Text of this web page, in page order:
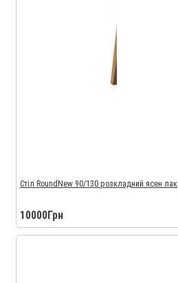
Стіл RoundNew 90/130 розкладний ясен лак
10000Грн